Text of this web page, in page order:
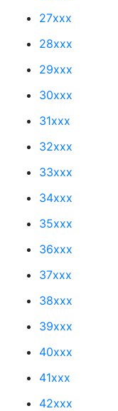
27xxx
28xxx
29xxx
30xxx
31xxx
32xxx
33xxx
34xxx
35xxx
36xxx
37xxx
38xxx
39xxx
40xxx
41xxx
42xxx